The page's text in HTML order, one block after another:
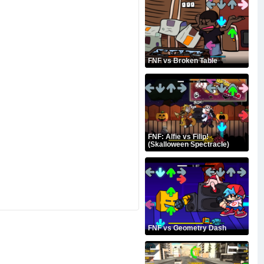
FNF vs Broken Table
FNF: Alfie vs Filip!
(Skalloween Spectracle)
FNF vs Geometry Dash